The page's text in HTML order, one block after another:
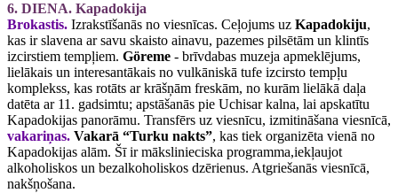
6. DIENA. Kapadokija
Brokastis. Izrakstīšanās no viesnīcas. Ceļojums uz Kapadokiju,
kas ir slavena ar savu skaisto ainavu, pazemes pilsētām un klintīs
izcirstiem tempļiem. Göreme - brīvdabas muzeja apmeklējums,
lielākais un interesantākais no vulkāniskā tufe izcirsto tempļu
komplekss, kas rotāts ar krāšņām freskām, no kurām lielākā daļa
datēta ar 11. gadsimtu; apstāšanās pie Uchisar kalna, lai apskatītu
Kapadokijas panorāmu. Transfērs uz viesnīcu, izmitināšana viesnīcā,
vakariņas. Vakarā “Turku nakts”, kas tiek organizēta vienā no
Kapadokijas alām. Šī ir mākslinieciska programma,iekļaujot
alkoholiskos un bezalkoholiskos dzērienus. Atgriešanās viesnīcā,
nakšņošana.